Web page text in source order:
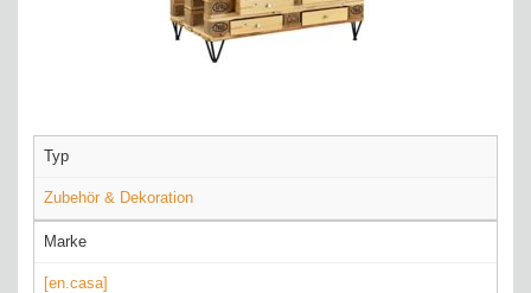
Typ
Zubehör & Dekoration
Marke
[en.casa]